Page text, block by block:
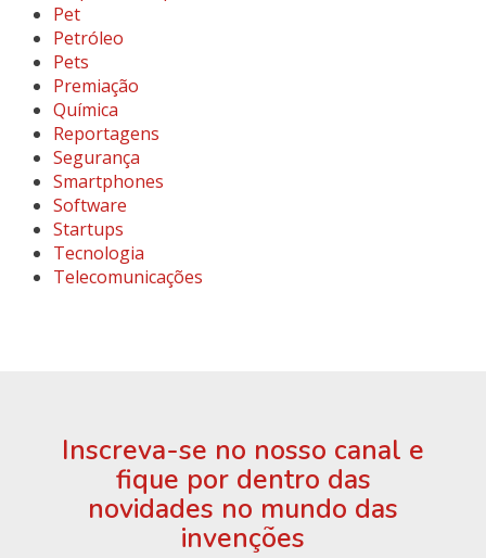
Pet
Petróleo
Pets
Premiação
Química
Reportagens
Segurança
Smartphones
Software
Startups
Tecnologia
Telecomunicações
Inscreva-se no nosso canal e
fique por dentro das
novidades no mundo das
invenções